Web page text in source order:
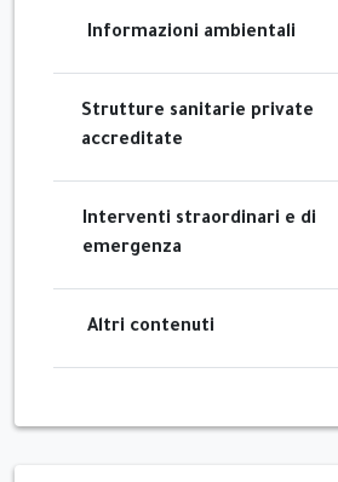
Informazioni ambientali
Strutture sanitarie private
accreditate
Interventi straordinari e di
emergenza
Altri contenuti